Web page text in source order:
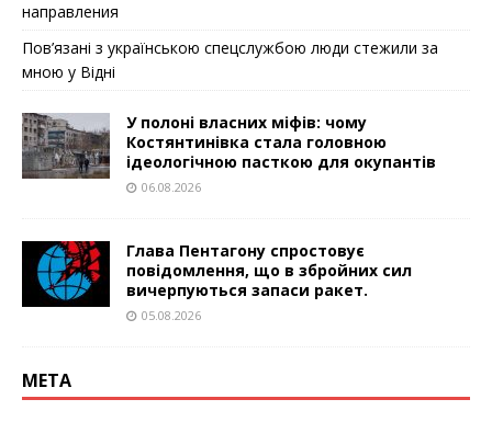
направления
Пов’язані з українською спецслужбою люди стежили за
мною у Відні
У полоні власних міфів: чому
Костянтинівка стала головною
ідеологічною пасткою для окупантів
06.08.2026
Глава Пентагону спростовує
повідомлення, що в збройних сил
вичерпуються запаси ракет.
05.08.2026
МЕТА